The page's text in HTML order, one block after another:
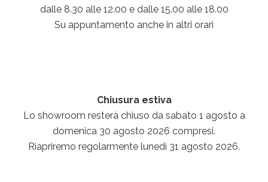
dalle 8.30 alle 12.00 e dalle 15.00 alle 18.00
Su appuntamento anche in altri orari
Chiusura estiva
Lo showroom resterà chiuso da sabato 1 agosto a
domenica 30 agosto 2026 compresi.
Riapriremo regolarmente lunedì 31 agosto 2026.